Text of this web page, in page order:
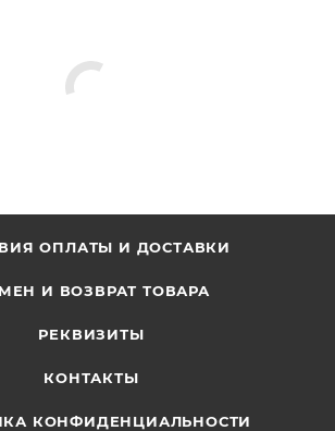
ОПЛАТЫ И ДОСТАВКИ
И ВОЗВРАТ ТОВАРА
РЕКВИЗИТЫ
КОНТАКТЫ
КОНФИДЕНЦИАЛЬНОСТИ